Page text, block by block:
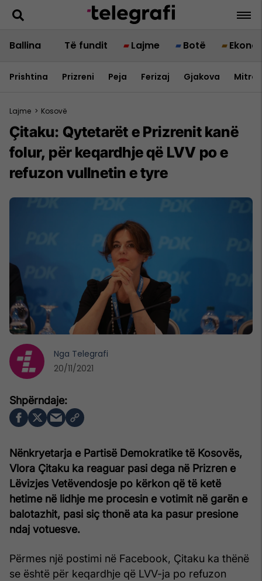
Ballina Të fundit Lajme Botë
Prishtina Prizreni Peja Ferizaj Gjakova
Lajme > Kosovë
Çitaku: Qytetarët e Prizrenit kanë
folur, për keqardhje që LVV po e
refuzon vullnetin e tyre
Nënkryetarja e Partisë Demokratike të Kosovës,
Vlora Çitaku ka reaguar pasi dega në Prizren e
Lëvizjes Vetëvendosje po kërkon që të ketë
hetime në lidhje me procesin e votimit në garën e
balotazhit, pasi siç thonë ata ka pasur presione
ndaj votuesve.
Përmes një postimi në Facebook, Çitaku ka thënë
se është për keqardhje që LVV-ja po refuzon
Nga Telegrafi
20/11/2021